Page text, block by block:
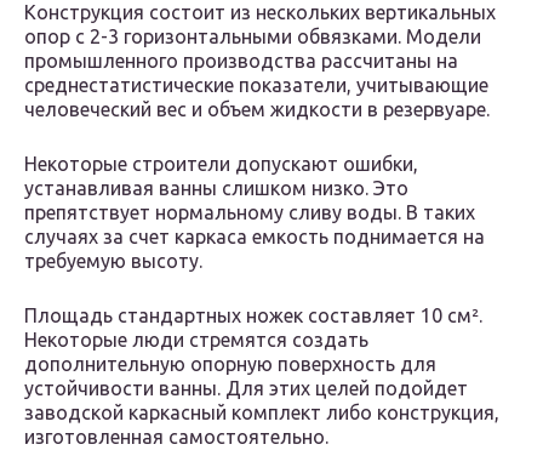
Конструкция состоит из нескольких вертикальных
опор с 2-3 горизонтальными обвязками. Модели
промышленного производства рассчитаны на
среднестатистические показатели, учитывающие
человеческий вес и объем жидкости в резервуаре.
Некоторые строители допускают ошибки,
устанавливая ванны слишком низко. Это
препятствует нормальному сливу воды. В таких
случаях за счет каркаса емкость поднимается на
требуемую высоту.
Площадь стандартных ножек составляет 10 см².
Некоторые люди стремятся создать
дополнительную опорную поверхность для
устойчивости ванны. Для этих целей подойдет
заводской каркасный комплект либо конструкция,
изготовленная самостоятельно.